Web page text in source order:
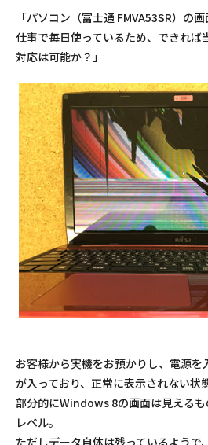
「パソコン（富士通 FMVA53SR）の
仕事で毎日使っているため、できれ
対応は可能か？」
お客様から実機をお預かりし、電源
が入っており、正常に表示されない状
部分的にWindows 8の画面は見える
レベル。
ただしデータ自体は残っているようで